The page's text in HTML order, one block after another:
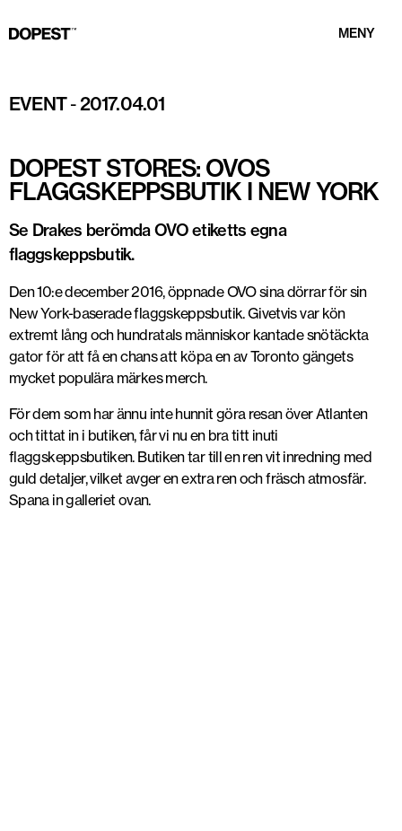
MENY
EVENT-2017.04.01
DOPEST STORES: OVOS
FLAGGSKEPPSBUTIK I NEW YORK
Se Drakes berömda OVO etiketts egna
flaggskeppsbutik.
Den 10:e december 2016, öppnade OVO sina dörrar för sin
New York-baserade flaggskeppsbutik. Givetvis var kön
extremt lång och hundratals människor kantade snötäckta
gator för att få en chans att köpa en av Toronto gängets
mycket populära märkes merch.
För dem som har ännu inte hunnit göra resan över Atlanten
och tittat in i butiken, får vi nu en bra titt inuti
flaggskeppsbutiken. Butiken tar till en ren vit inredning med
guld detaljer, vilket avger en extra ren och fräsch atmosfär.
Spana in galleriet ovan.